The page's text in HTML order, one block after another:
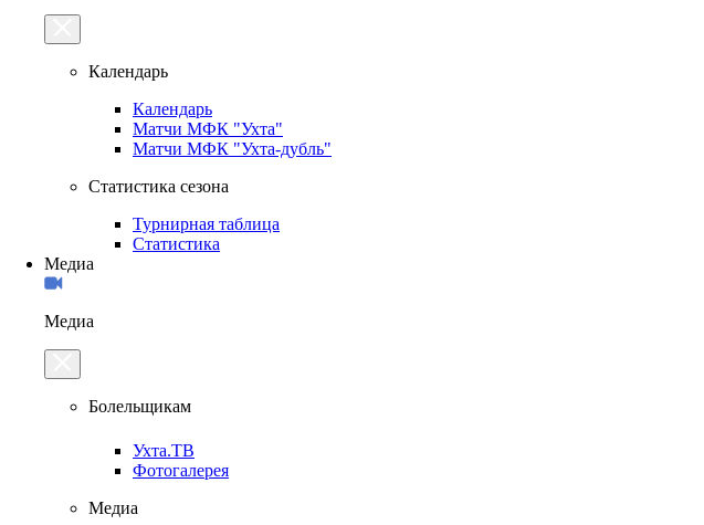
Календарь
Календарь
Матчи МФК "Ухта"
Матчи МФК "Ухта-дубль"
Статистика сезона
Турнирная таблица
Статистика
Медиа
Медиа
Болельщикам
Ухта.ТВ
Фотогалерея
Медиа